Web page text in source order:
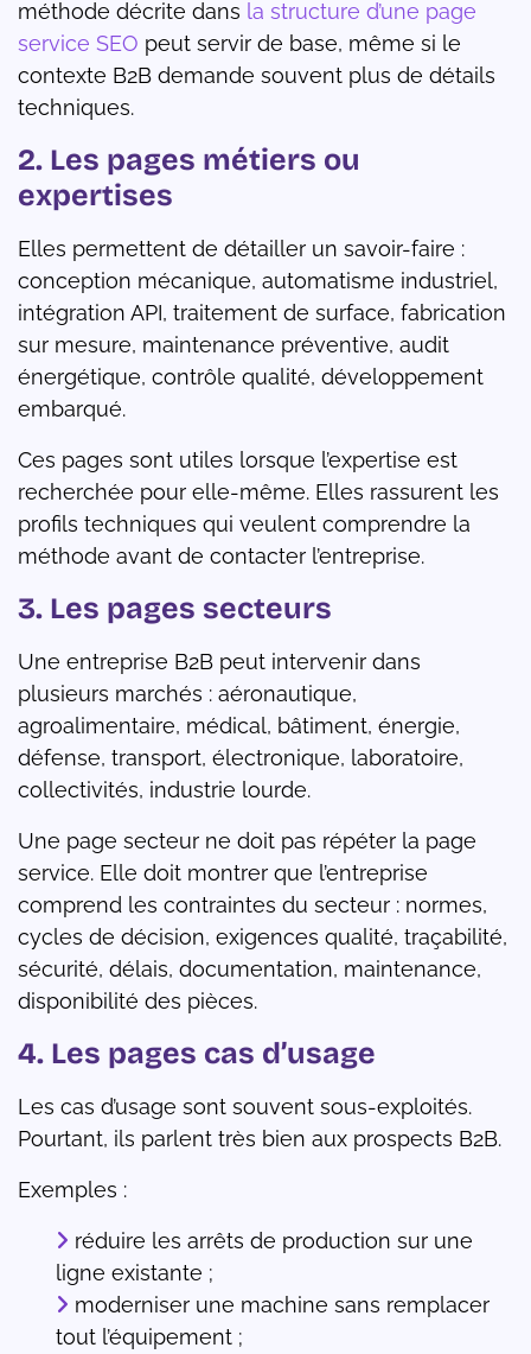
méthode décrite dans la structure d’une page
service SEO peut servir de base, même si le
contexte B2B demande souvent plus de détails
techniques.
2. Les pages métiers ou
expertises
Elles permettent de détailler un savoir-faire :
conception mécanique, automatisme industriel,
intégration API, traitement de surface, fabrication
sur mesure, maintenance préventive, audit
énergétique, contrôle qualité, développement
embarqué.
Ces pages sont utiles lorsque l’expertise est
recherchée pour elle-même. Elles rassurent les
profils techniques qui veulent comprendre la
méthode avant de contacter l’entreprise.
3. Les pages secteurs
Une entreprise B2B peut intervenir dans
plusieurs marchés : aéronautique,
agroalimentaire, médical, bâtiment, énergie,
défense, transport, électronique, laboratoire,
collectivités, industrie lourde.
Une page secteur ne doit pas répéter la page
service. Elle doit montrer que l’entreprise
comprend les contraintes du secteur : normes,
cycles de décision, exigences qualité, traçabilité,
sécurité, délais, documentation, maintenance,
disponibilité des pièces.
4. Les pages cas d’usage
Les cas d’usage sont souvent sous-exploités.
Pourtant, ils parlent très bien aux prospects B2B.
Exemples :
réduire les arrêts de production sur une
ligne existante ;
moderniser une machine sans remplacer
tout l’équipement ;